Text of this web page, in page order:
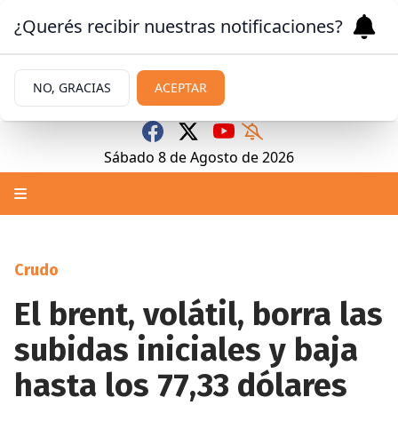
Sábado 8deAgosto de 2026
Crudo
El brent, volátil, borra las
subidas iniciales y baja
hasta los 77,33 dólares
¿Querés recibir nuestras notificaciones?
NO, GRACIAS ACEPTAR